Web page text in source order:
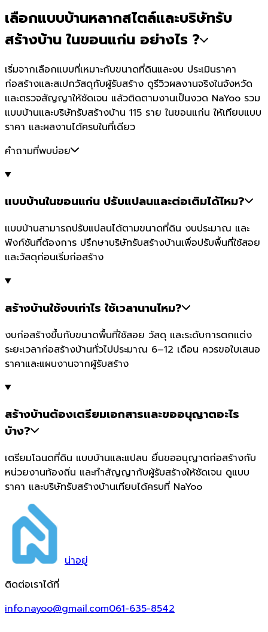
เลือกแบบบ้านหลากสไตล์และบริษัทรับ
สร้างบ้าน ในขอนแก่น อย่างไร ?
เริ่มจากเลือกแบบที่เหมาะกับขนาดที่ดินและงบ ประเมินราคา
ก่อสร้างและสเปกวัสดุกับผู้รับสร้าง ดูรีวิวผลงานจริงในจังหวัด
และตรวจสัญญาให้ชัดเจน แล้วติดตามงานเป็นงวด NaYoo รวม
แบบบ้านและบริษัทรับสร้างบ้าน 115 ราย ในขอนแก่น ให้เทียบแบบ
ราคา และผลงานได้ครบในที่เดียว
คำถามที่พบบ่อย
แบบบ้านในขอนแก่น ปรับแปลนและต่อเติมได้ไหม?
แบบบ้านสามารถปรับแปลนได้ตามขนาดที่ดิน งบประมาณ และ
ฟังก์ชันที่ต้องการ ปรึกษาบริษัทรับสร้างบ้านเพื่อปรับพื้นที่ใช้สอย
และวัสดุก่อนเริ่มก่อสร้าง
สร้างบ้านใช้งบเท่าไร ใช้เวลานานไหม?
งบก่อสร้างขึ้นกับขนาดพื้นที่ใช้สอย วัสดุ และระดับการตกแต่ง
ระยะเวลาก่อสร้างบ้านทั่วไปประมาณ 6–12 เดือน ควรขอใบเสนอ
ราคาและแผนงานจากผู้รับสร้าง
สร้างบ้านต้องเตรียมเอกสารและขออนุญาตอะไร
บ้าง?
เตรียมโฉนดที่ดิน แบบบ้านและแปลน ยื่นขออนุญาตก่อสร้างกับ
หน่วยงานท้องถิ่น และทำสัญญากับผู้รับสร้างให้ชัดเจน ดูแบบ
ราคา และบริษัทรับสร้างบ้านเทียบได้ครบที่ NaYoo
น่าอยู่
ติดต่อเราได้ที่
info.nayoo@gmail.com061-635-8542